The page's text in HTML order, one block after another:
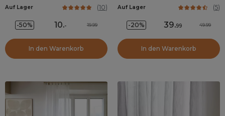
Auf Lager (10)
-50% 10.- 19.99
In den Warenkorb
Auf Lager (5)
-20% 39.99 49.99
In den Warenkorb